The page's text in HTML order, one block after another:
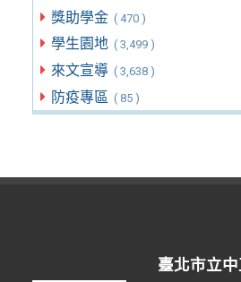
獎助學金 ( 470 )
學生園地 ( 3,499 )
來文宣導 ( 3,638 )
防疫專區 ( 85 )
臺北市立